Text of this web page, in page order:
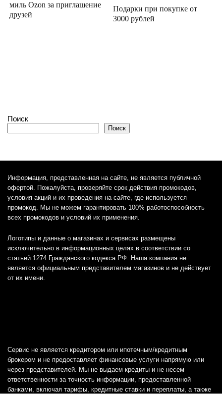
миль Ozon за приглашение
друзей
Подарки при покупке от
3000 рублей
Поиск
Поиск
Информация, представленная на сайте, не является публичной
офертой. Пожалуйста, проверяйте срок действия промокодов,
условия акций и их проведения на сайте, где используется
промокод. Мы не можем гарантировать 100% работоспособность
всех промокодов и условий их применения.
Логотипы и данные о магазинах и сервисах размещены
исключительно в информационных целях в соответствии со
статьей 1274 Гражданского кодекса РФ. Наша компания не
является официальным представителем магазинов и не действует
от их имени.
Сервис не является кредитором или ипотечным/кредитным
брокером и не предоставляет финансовые услуги напрямую или
через представителей. Мы не выдаем кредиты и не несем
ответственности за точность информации, предоставленной
банками, включая тарифы, кредитные ставки и переплаты, а также